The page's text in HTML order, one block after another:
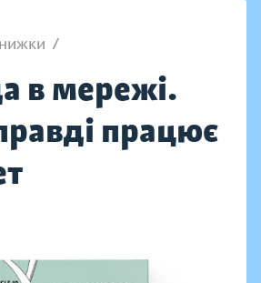
/
в мережі.
працює